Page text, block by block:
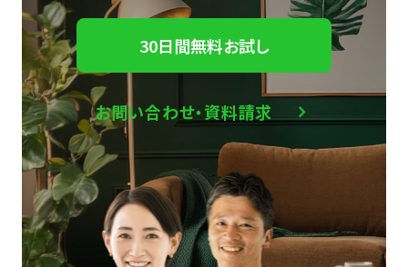
30日間無料お試し
お問い合わせ・資料請求